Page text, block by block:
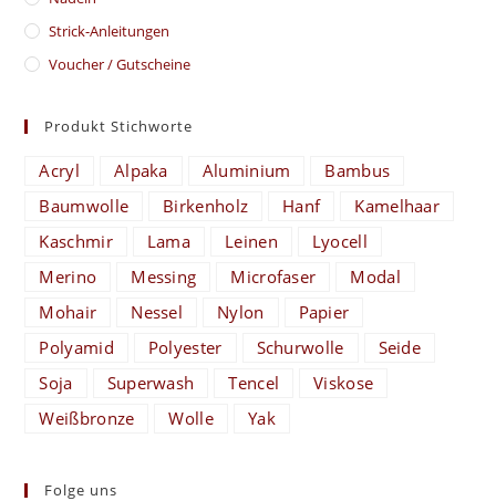
Strick-Anleitungen
Voucher / Gutscheine
Produkt Stichworte
Acryl Alpaka Aluminium
Bambus
Baumwolle
Birkenholz Hanf
Kamelhaar
Kaschmir
Lama Leinen
Lyocell
Merino
Messing Microfaser
Modal
Mohair
Nessel Nylon
Papier
Polyamid
Polyester Schurwolle
Seide
Soja
Superwash Tencel
Viskose
Weißbronze
Wolle Yak
Folge uns